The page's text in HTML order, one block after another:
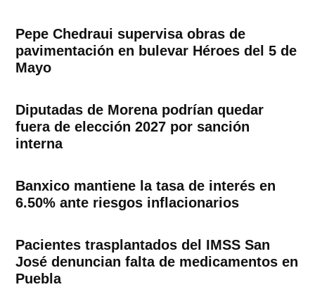
Pepe Chedraui supervisa obras de
pavimentación en bulevar Héroes del 5 de
Mayo
Diputadas de Morena podrían quedar
fuera de elección 2027 por sanción
interna
Banxico mantiene la tasa de interés en
6.50% ante riesgos inflacionarios
Pacientes trasplantados del IMSS San
José denuncian falta de medicamentos en
Puebla